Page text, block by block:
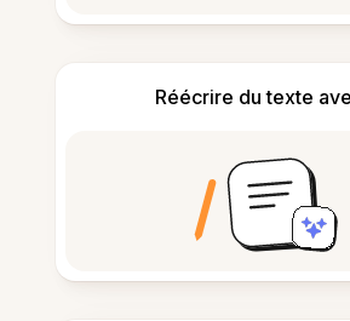
Réécrire du texte